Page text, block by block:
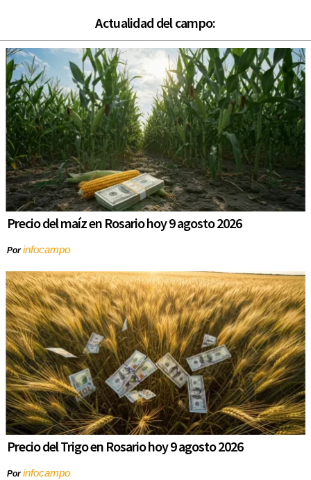
Actualidad del campo:
Precio del maíz en Rosario hoy 9 agosto 2026
Porinfocampo
Precio del Trigo en Rosario hoy 9 agosto 2026
Porinfocampo